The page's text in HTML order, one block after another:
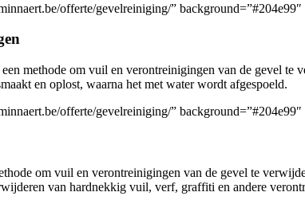
offerte/gevelreiniging/”
methode om vuil en verontreinigingen van de gevel
en oplost, waarna het met water wordt afgespoeld.
offerte/gevelreiniging/”
om vuil en verontreinigingen van de gevel te
van hardnekkig vuil, verf, graffiti en andere